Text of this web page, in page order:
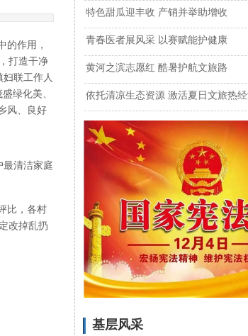
作用，
打造干净
联工作人
绿化美、
风、良好
清洁家庭
比，各村
改掉乱扔
特色甜瓜迎丰收 产销并举助增收
青春医者展风采 以赛赋能护健康
黄河之滨志愿红 酷暑护航文旅路
依托清凉生态资源 激活夏日文旅热
基层风采